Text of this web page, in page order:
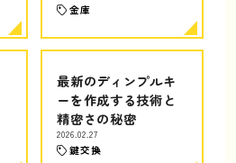
金庫
最新のディンプルキ
ーを作成する技術と
精密さの秘密
2026.02.27
鍵交換